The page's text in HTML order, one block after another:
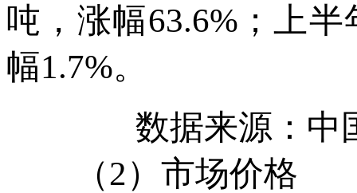
吨，涨幅63.6%；上
幅1.7%。
数据来源：中
（2）市场价格